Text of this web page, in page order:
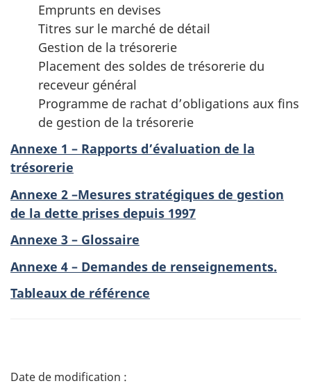
Emprunts en devises
Titres sur le marché de détail
Gestion de la trésorerie
Placement des soldes de trésorerie du
receveur général
Programme de rachat d’obligations aux fins
de gestion de la trésorerie
Annexe 1 – Rapports d’évaluation de la
trésorerie
Annexe 2 –Mesures stratégiques de gestion
de la dette prises depuis 1997
Annexe 3 – Glossaire
Annexe 4 – Demandes de renseignements.
Tableaux de référence
D